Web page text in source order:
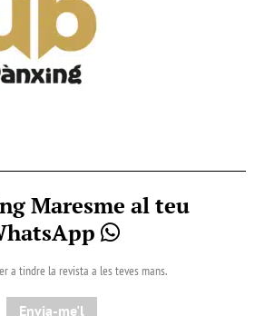
Maresme al teu
a tindre la revista a les teves mans.
Envia-me'l